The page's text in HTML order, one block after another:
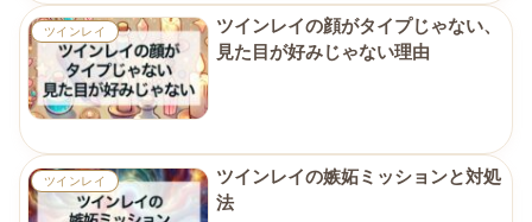
ツインレイ
ツインレイの顔がタイプじゃない、
見た目が好みじゃない理由
ツインレイ
ツインレイの嫉妬ミッションと対処
法